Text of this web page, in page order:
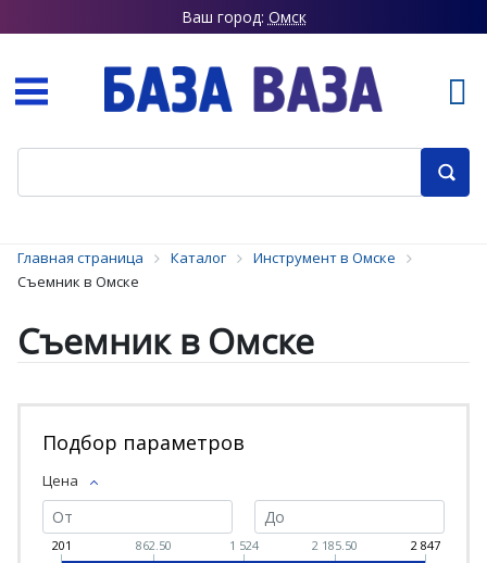
Ваш город: Омск
Главная страница Каталог
Инструмент в Омске
Съемник в Омске
Съемник в Омске
Подбор параметров
Цена
201 862.50 1 524 2 185.50 2 847